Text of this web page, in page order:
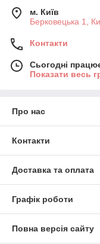
м. Київ
Берковецька 1,
Контакти
Сьогодні
Показати весь
Про нас
Контакти
Доставка та оплата
Графік роботи
Повна версія сайту